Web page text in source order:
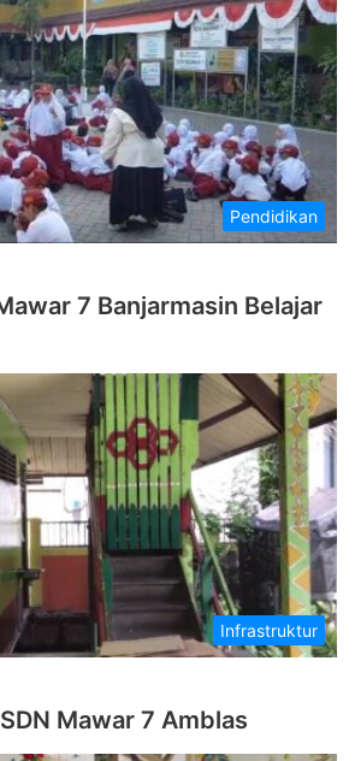
Pendidikan
7 Banjarmasin Belajar
Infrastruktur
Mawar 7 Amblas